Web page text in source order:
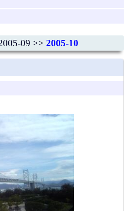
09 >> 2005-10